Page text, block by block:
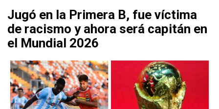
Jugó en la Primera B, fue víctima
de racismo y ahora será capitán en
el Mundial 2026